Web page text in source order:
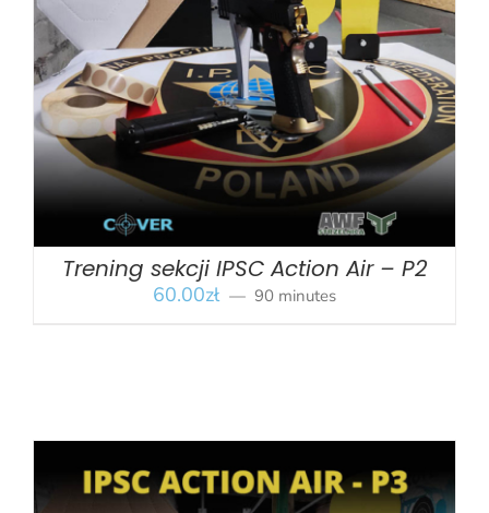
BOOK SZCZEGÓŁY
Trening sekcji IPSC Action Air – P2
60.00zł 90 minutes